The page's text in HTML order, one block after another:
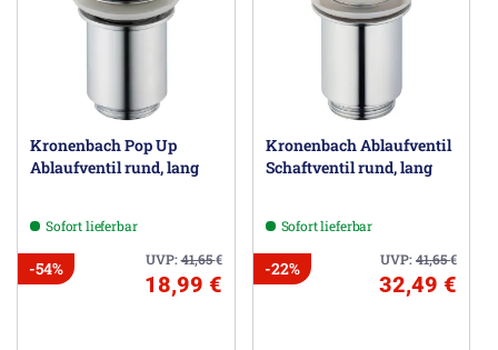
Kronenbach Pop Up
Ablaufventil rund, lang
Sofort lieferbar
UVP:41,65€
-54%
18,99 €
Kronenbach Ablaufventil
Schaftventil rund, lang
Sofort lieferbar
UVP:41,65€
-22%
32,49 €